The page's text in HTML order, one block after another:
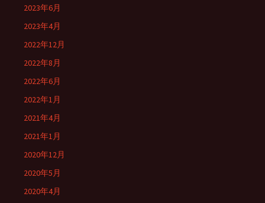
2023年6月
2023年4月
2022年12月
2022年8月
2022年6月
2022年1月
2021年4月
2021年1月
2020年12月
2020年5月
2020年4月